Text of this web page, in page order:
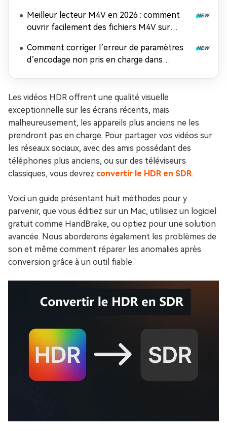
Meilleur lecteur M4V en 2026 : comment
ouvrir facilement des fichiers M4V sur
Comment corriger l’erreur de paramètres
d’encodage non pris en charge dans
Les vidéos HDR offrent une qualité visuelle
exceptionnelle sur les écrans récents, mais
malheureusement, les appareils plus anciens ne les
prendront pas en charge. Pour partager vos vidéos sur
les réseaux sociaux, avec des amis possédant des
téléphones plus anciens, ou sur des téléviseurs
classiques, vous devrez convertir le HDR en SDR.
Voici un guide présentant huit méthodes pour y
parvenir, que vous éditiez sur un Mac, utilisiez un logiciel
gratuit comme HandBrake, ou optiez pour une solution
avancée. Nous aborderons également les problèmes de
son et même comment réparer les anomalies après
conversion grâce à un outil fiable.